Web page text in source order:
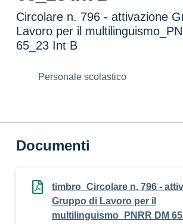
Circolare n. 796 - attivazione
Lavoro per il
65_23 Int B
Personale scolastico
Documenti
timbro_Circolare n. 796 -
Gruppo di Lavoro per il
multilinguismo_PNRR DM